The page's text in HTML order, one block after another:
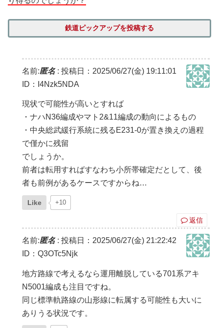
鉄道ピックアップを投稿する
名前:匿名: 投稿日：2025/06/27(金) 19:11:01
ID：I4Nzk5NDA
現状で可能性が高いとすれば
・ナハN36編成やマト2&11編成の動向によるもの
・中央総武緩行系統に残るE231-0が置き換えの過程
で僅かに残留
でしょうか。
前者は転用すればすなわち小所帯確定だとして、後
者も前例があるケースですからね…
Like +10
返信
名前:匿名: 投稿日：2025/06/27(金) 21:22:42
ID：Q3OTc5Njk
地方路線で考えるなら運用離脱している701系アキ
N5001編成も注目ですね。
同じ標準軌路線の山形線に転属する可能性も大いに
ありうる状況です。